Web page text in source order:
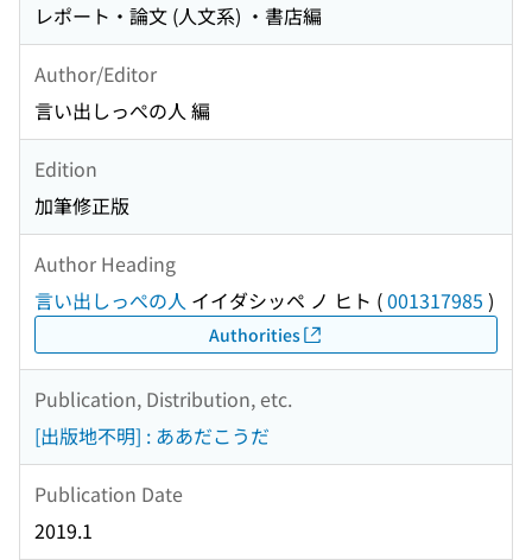
レポート・論文 (人文系) ・書店編
Author/Editor
言い出しっぺの人 編
Edition
加筆修正版
Author Heading
言い出しっぺの人 イイダシッペ ノ ヒト (001317985 )
Authorities
Publication, Distribution, etc.
[出版地不明] : ああだこうだ
Publication Date
2019.1